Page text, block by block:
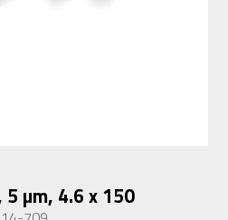
5 µm, 4.6 x 150